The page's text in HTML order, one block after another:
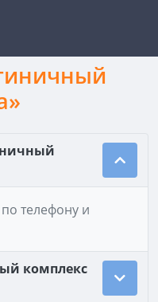
телефону и
комплекс